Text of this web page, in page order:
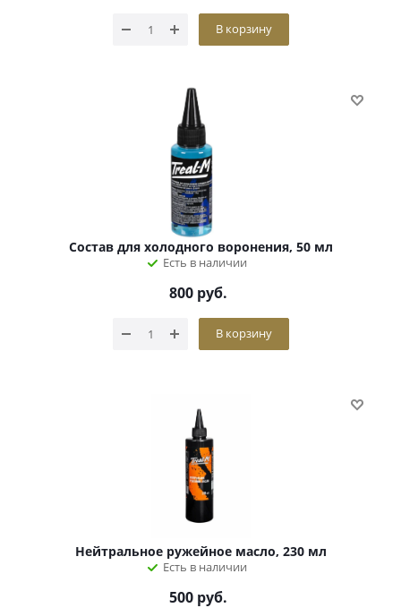
В корзину
Состав для холодного воронения, 50 мл
Есть в наличии
800руб.
В корзину
Нейтральное ружейное масло, 230 мл
Есть в наличии
500руб.